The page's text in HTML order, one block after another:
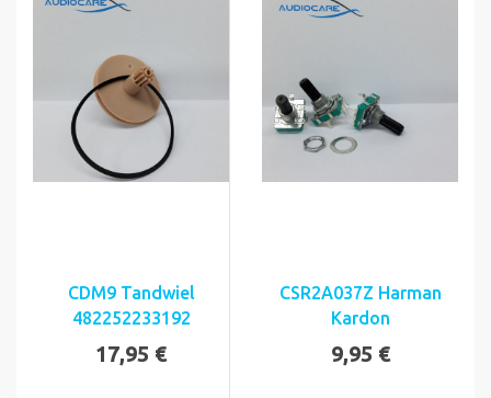
CDM9 Tandwiel
482252233192
17,95 €
CSR2A037Z Harman
Kardon
9,95 €